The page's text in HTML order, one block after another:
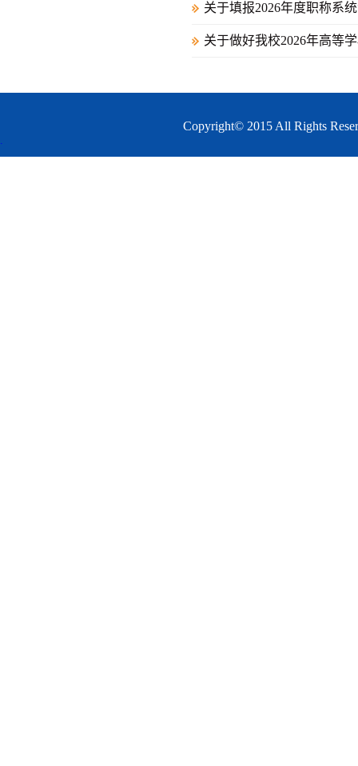
关于填报2026年度职称系
关于做好我校2026年高等
Copyright© 2015 All Rights
.